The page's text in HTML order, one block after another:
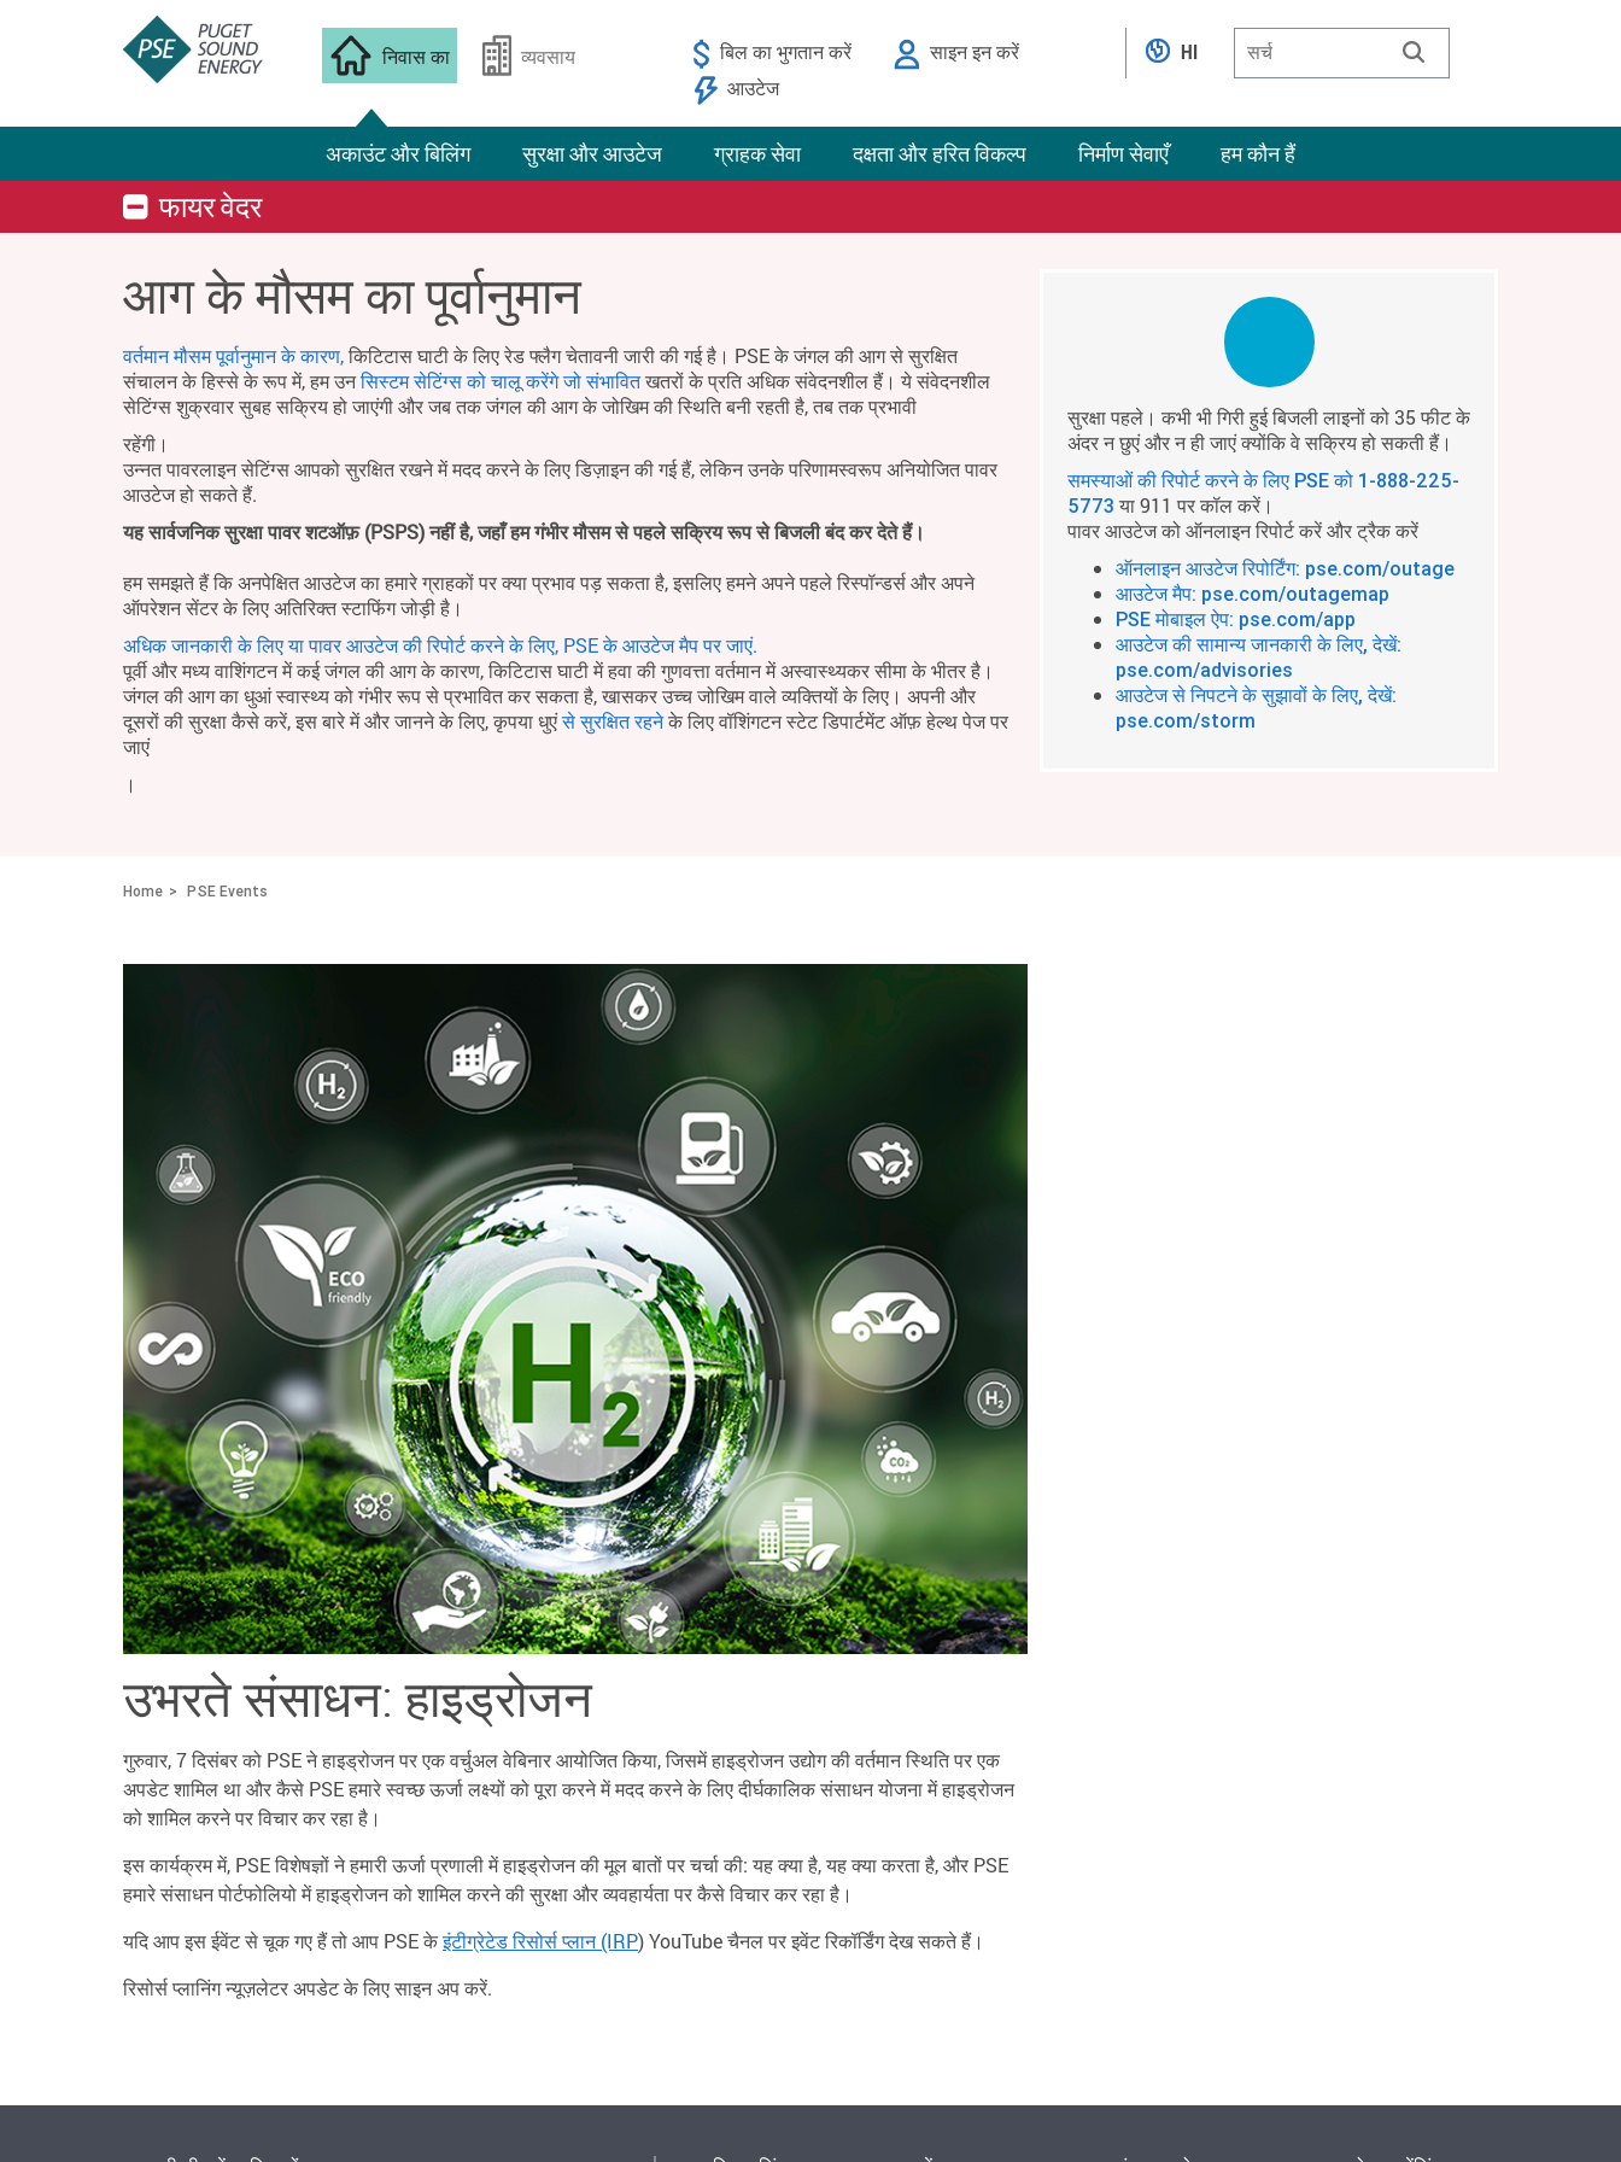
निवास का
अकाउंट और बिलिंग सुरक्षा और आउटेज ग्राहक सेवा दक्षता और हरित विकल्प निर्माण सेवाएँ हम कौन हैं
व्यवसाय बिल का भुगतान करें
साइन इन करें
आउटेज
HI
फायर वेदर
आग के मौसम का पूर्वानुमान
वर्तमान मौसम पूर्वानुमान के कारण,किटिटास घाटी के लिए रेड फ्लैग चेतावनी जारी की गई है। PSE के जंगल की आग से सुरक्षित
संचालन के हिस्से के रूप में, हम उनसिस्टम सेटिंग्स को चालू करेंगे जो संभावितखतरों के प्रति अधिक संवेदनशील हैं। ये संवेदनशील
सेटिंग्स शुक्रवार सुबह सक्रिय हो जाएंगी और जब तक जंगल की आग के जोखिम की स्थिति बनी रहती है, तब तक प्रभावी
रहेंगी।
उन्नत पावरलाइन सेटिंग्स आपको सुरक्षित रखने में मदद करने के लिए डिज़ाइन की गई हैं, लेकिन उनके परिणामस्वरूप अनियोजित पावर
आउटेज हो सकते हैं.
यह सार्वजनिक सुरक्षा पावर शटऑफ़ (PSPS) नहीं है, जहाँ हम गंभीर मौसम से पहले सक्रिय रूप से बिजली बंद कर देते हैं।
हम समझते हैं कि अनपेक्षित आउटेज का हमारे ग्राहकों पर क्या प्रभाव पड़ सकता है, इसलिए हमने अपने पहले रिस्पॉन्डर्स और अपने
ऑपरेशन सेंटर के लिए अतिरिक्त स्टाफिंग जोड़ी है।
अधिक जानकारी के लिए या पावर आउटेज की रिपोर्ट करने के लिए, PSE के आउटेज मैप पर जाएं.
पूर्वी और मध्य वाशिंगटन में कई जंगल की आग के कारण, किटिटास घाटी में हवा की गुणवत्ता वर्तमान में अस्वास्थ्यकर सीमा के भीतर है।
जंगल की आग का धुआं स्वास्थ्य को गंभीर रूप से प्रभावित कर सकता है, खासकर उच्च जोखिम वाले व्यक्तियों के लिए। अपनी और
दूसरों की सुरक्षा कैसे करें, इस बारे में और जानने के लिए, कृपया धुएंसे सुरक्षित रहनेके लिए वॉशिंगटन स्टेट डिपार्टमेंट ऑफ़ हेल्थ पेज पर
जाएं
।
सुरक्षा पहले। कभी भी गिरी हुई बिजली लाइनों को 35 फीट के
अंदर न छुएं और न ही जाएं क्योंकि वे सक्रिय हो सकती हैं।
समस्याओं की रिपोर्ट करने के लिए PSE को 1-888-225-
5773 या 911 पर कॉल करें।
पावर आउटेज को ऑनलाइन रिपोर्ट करें और ट्रैक करें
ऑनलाइन आउटेज रिपोर्टिंग: pse.com/outage
आउटेज मैप: pse.com/outagemap
PSE मोबाइल ऐप: pse.com/app
आउटेज की सामान्य जानकारी के लिए, देखें:
pse.com/advisories
आउटेज से निपटने के सुझावों के लिए, देखें:
pse.com/storm
Home PSE Events
उभरते संसाधन: हाइड्रोजन
गुरुवार, 7 दिसंबर को PSE ने हाइड्रोजन पर एक वर्चुअल वेबिनार आयोजित किया, जिसमें हाइड्रोजन उद्योग की वर्तमान स्थिति पर एक
अपडेट शामिल था और कैसे PSE हमारे स्वच्छ ऊर्जा लक्ष्यों को पूरा करने में मदद करने के लिए दीर्घकालिक संसाधन योजना में हाइड्रोजन
को शामिल करने पर विचार कर रहा है।
इस कार्यक्रम में, PSE विशेषज्ञों ने हमारी ऊर्जा प्रणाली में हाइड्रोजन की मूल बातों पर चर्चा की: यह क्या है, यह क्या करता है, और PSE
हमारे संसाधन पोर्टफोलियो में हाइड्रोजन को शामिल करने की सुरक्षा और व्यवहार्यता पर कैसे विचार कर रहा है।
यदि आप इस ईवेंट से चूक गए हैं तो आप PSE केइंटीग्रेटेड रिसोर्स प्लान (IRP) YouTube चैनल पर इवेंट रिकॉर्डिंग देख सकते हैं।
रिसोर्स प्लानिंग न्यूज़लेटर अपडेट के लिए साइन अप करें.